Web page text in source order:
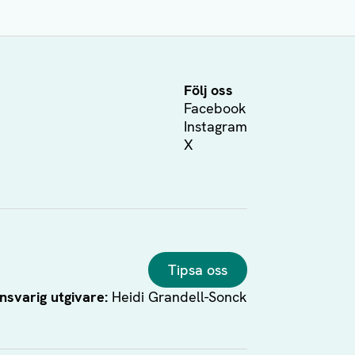
Följ oss
Facebook
Instagram
X
Tipsa oss
utgivare: Heidi Grandell-Sonck